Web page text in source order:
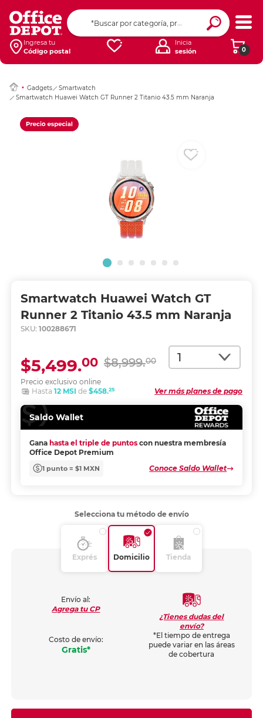
Ingresa tu
Código postal
0
Inicia
sesión
Gadgets
Smartwatch
Smartwatch Huawei Watch GT Runner 2 Titanio 43.5 mm Naranja
Smartwatch Huawei Watch GT
Runner 2 Titanio 43.5 mm Naranja
SKU: 100288671
Cantidad
Precio exclusivo online
$8,999.00
$5,499.00
Ver más planes de pago
Hasta 12 MSI de $458.25
Saldo Wallet
Gana hasta el triple de puntos con nuestra membresía
Office Depot Premium
1 punto = $1 MXN Conoce Saldo Wallet
Ingresar Codigo
Selecciona tu método de envío
Exprés Domicilio Tienda
Envío al:
Agrega tu CP
Costo de envío:
Gratis*
¿Tienes dudas del
envío?
*El tiempo de entrega
puede variar en las áreas
de cobertura